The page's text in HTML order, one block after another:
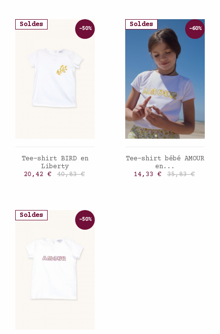
Soldes
AJOUTER AU PANIER
Tee-shirt BIRD en
Liberty
Prix
20,42 € Prix de base
40,83 €
-50%
Soldes
AJOUTER AU PANIER
Tee-shirt bébé AMOUR
en...
Prix
14,33 € Prix de base
35,83 €
-60%
Soldes
-50%